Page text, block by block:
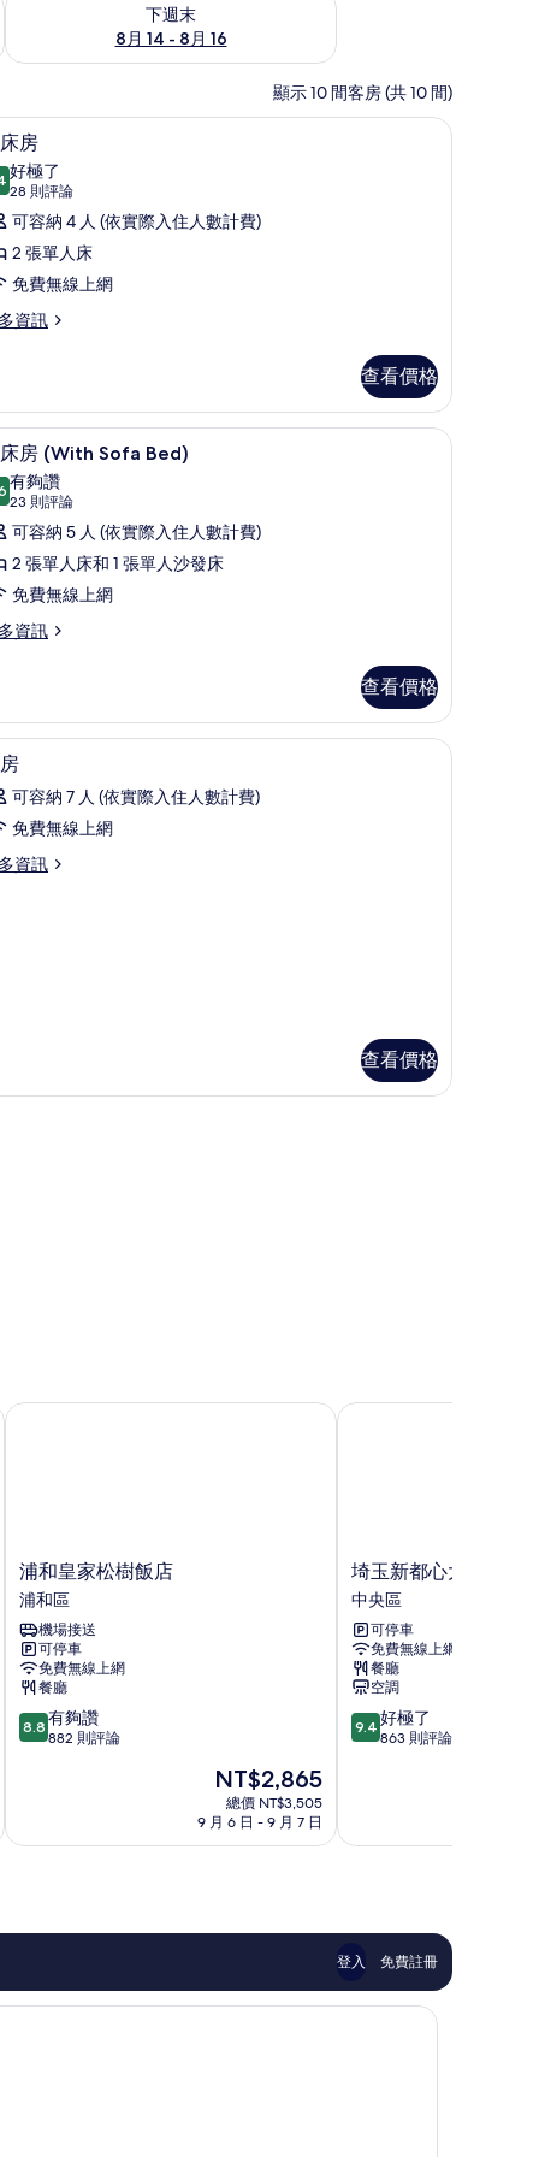
下週末
8月 14 - 8月 16
顯示 10 間客房 (共 10 間)
8 房
分，滿分 10 分
好極了
28 則評論
(28
則
評
論)
可容納 4 人 (依實際入住人數計費)
2 張單人床
免費無線上網
資訊
查看價格
8 房 (With Sofa Bed)
分，滿分 10 分
有夠讚
23 則評論
(23
則
評
論)
可容納 5 人 (依實際入住人數計費)
2 張單人床和 1 張單人沙發床
免費無線上網
資訊
查看價格
5
可容納 7 人 (依實際入住人數計費)
免費無線上網
資訊
查看價格
浦
和
皇
家
松
樹
飯
店
浦
浦和皇家松樹飯店
浦和區
機場接送
可停車
免費無線上網
餐廳
8.8
分，
有
則
8.8 有夠讚
882 則評論
現
在
價
NT$2,865
總價 NT$3,505
9 月 6 日 - 9 月 7 日
浦和皇家松樹飯店
埼
玉
新
都
心
大
都
會
飯
埼玉新都心大都會飯
中央區
可停車
免費無線上網
餐廳
空調
9.4
分，
好
則
評
論
9.4 好極了
863 則評論
埼玉新都心大都會飯店
登入 免費註冊